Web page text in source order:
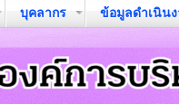
บุคลากร ข้อมูลดำเนิน